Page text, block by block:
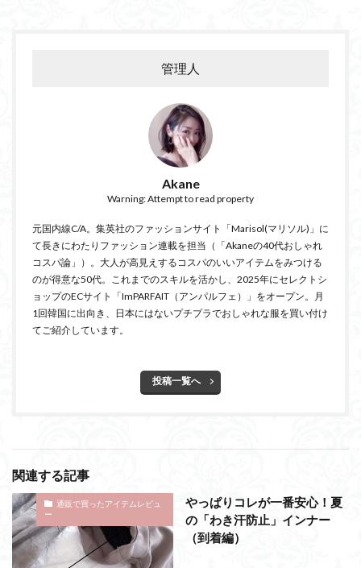
管理人
Akane
Warning: Attempt to read property
元国内線C/A。集英社のファッションサイト「Marisol(マリソル)」に
て長きにわたりファッション連載を担当（「Akaneの40代おしゃれ
コスパ論」）。大人が高見えするコスパのいいアイテムをみつける
のが得意な50代。これまでのスキルを活かし、2025年にセレクトシ
ョップのECサイト「ImPARFAIT（アンパルフェ）」をオープン。月
1回韓国に出向き、日本にはないプチプラでおしゃれな服を買い付け
てご紹介しています。
投稿一覧へ
関連する記事
通販で買ったアイテムレビュ
ー
やっぱりコレが一番安心！夏
の「わき汗防止」インナー
（到着編）